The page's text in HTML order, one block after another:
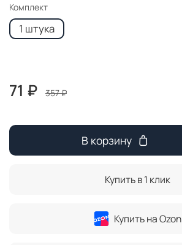
Комплект
1 штука
71 ₽ 357 ₽
В корзину
Купить в 1 клик
Купить на Ozon